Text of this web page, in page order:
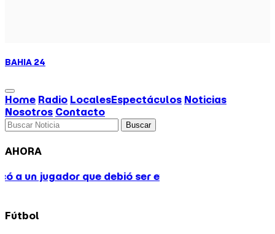
BAHIA 24
Home Radio LocalesEspectáculos Noticias
Nosotros Contacto
Buscar
AHORA
debió ser expulsado en tres ocasiones y
Fútbol